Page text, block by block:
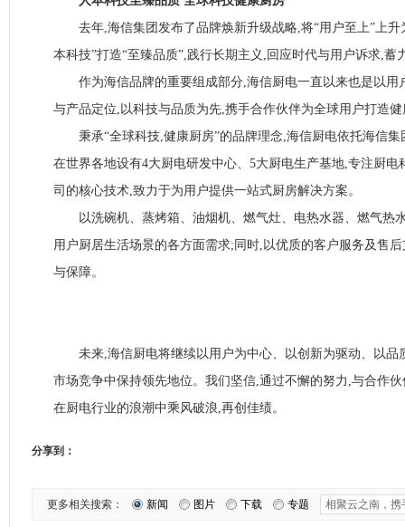
去年,海信集团发布了品牌焕新升级战略,将“用户至上”上升
本科技”打造“至臻品质”,践行长期主义,回应时代与用户诉求,蓄
作为海信品牌的重要组成部分,海信厨电一直以来也是以用
与产品定位,以科技与品质为先,携手合作伙伴为全球用户打造
秉承“全球科技,健康厨房”的品牌理念,海信厨电依托海信集
在世界各地设有4大厨电研发中心、5大厨电生产基地,专注厨电
司的核心技术,致力于为用户提供一站式厨房解决方案。
以洗碗机、蒸烤箱、油烟机、燃气灶、电热水器、燃气热
用户厨居生活场景的各方面需求;同时,以优质的客户服务及售
与保障。
未来,海信厨电将继续以用户为中心、以创新为驱动、以品
市场竞争中保持领先地位。我们坚信,通过不懈的努力,与合作
在厨电行业的浪潮中乘风破浪,再创佳绩。
分享到：
更多相关搜索： 新闻 图片 下载 专题